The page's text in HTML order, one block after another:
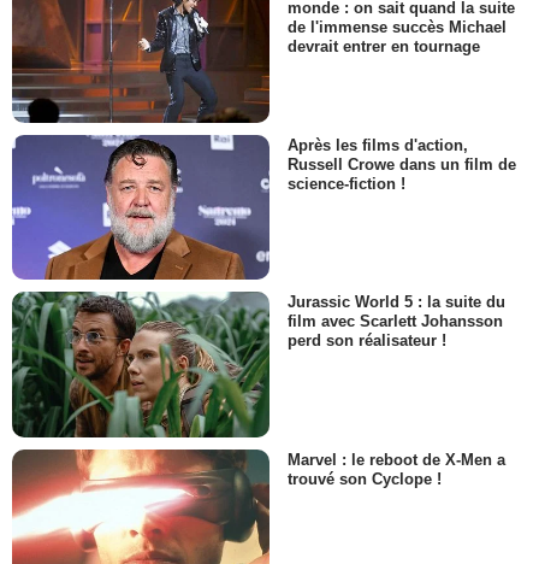
monde : on sait quand la suite
de l'immense succès Michael
devrait entrer en tournage
Après les films d'action,
Russell Crowe dans un film de
science-fiction !
Jurassic World 5 : la suite du
film avec Scarlett Johansson
perd son réalisateur !
Marvel : le reboot de X-Men a
trouvé son Cyclope !